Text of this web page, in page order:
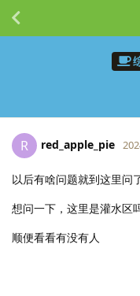
R red_apple_pie
以后有啥问题就到这里问
想问一下，这里是灌水区
顺便看看有没有人